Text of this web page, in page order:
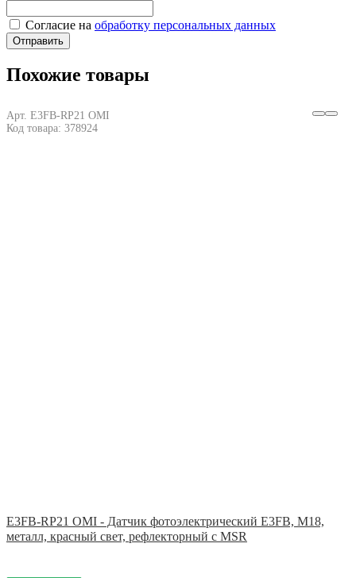
Согласие на обработку персональных данных
Отправить
Похожие товары
Арт. E3FB-RP21 OMI
Код товара: 378924
E3FB-RP21 OMI - Датчик фотоэлектрический E3FB, M18,
металл, красный свет, рефлекторный с MSR